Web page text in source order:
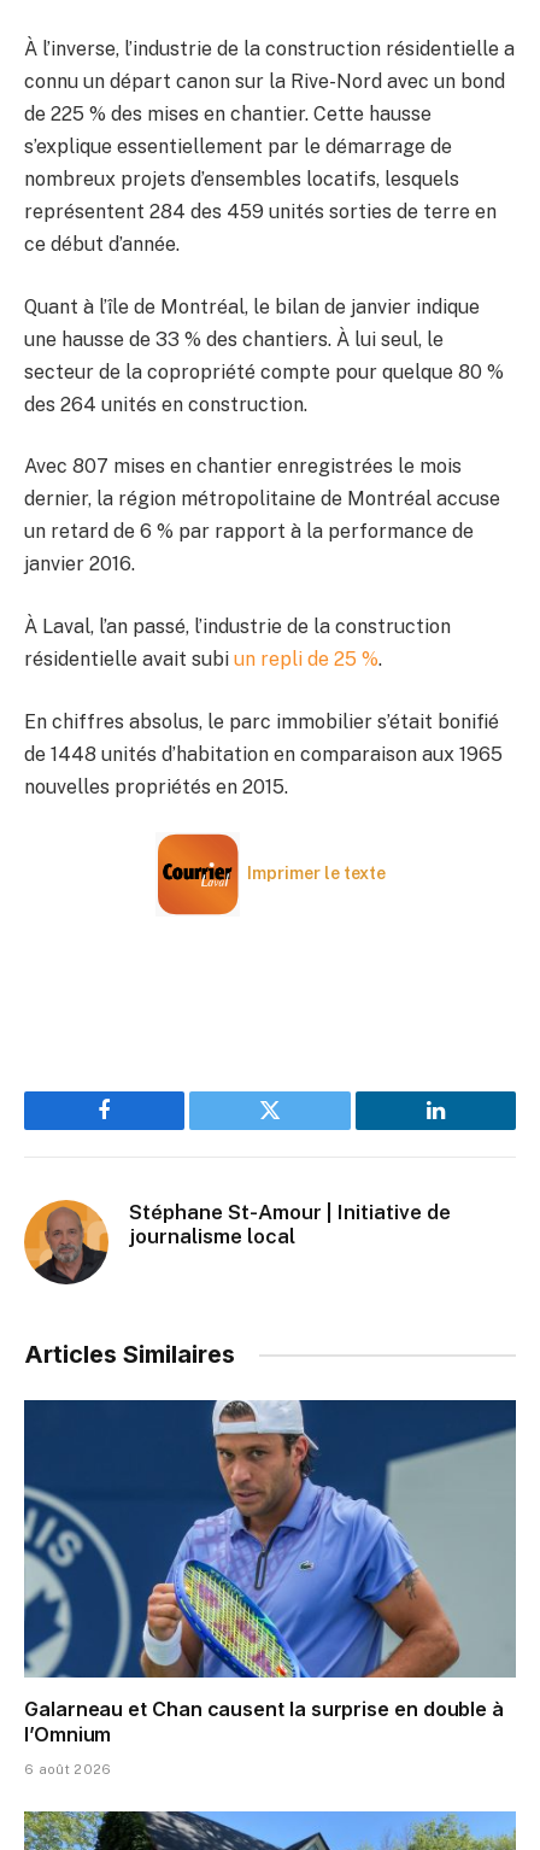
À l’inverse, l’industrie de la construction résidentielle a
connu un départ canon sur la Rive-Nord avec un bond
de 225 % des mises en chantier. Cette hausse
s’explique essentiellement par le démarrage de
nombreux projets d’ensembles locatifs, lesquels
représentent 284 des 459 unités sorties de terre en
ce début d’année.
Quant à l’île de Montréal, le bilan de janvier indique
une hausse de 33 % des chantiers. À lui seul, le
secteur de la copropriété compte pour quelque 80 %
des 264 unités en construction.
Avec 807 mises en chantier enregistrées le mois
dernier, la région métropolitaine de Montréal accuse
un retard de 6 % par rapport à la performance de
janvier 2016.
À Laval, l’an passé, l’industrie de la construction
résidentielle avait subi un repli de 25 %.
En chiffres absolus, le parc immobilier s’était bonifié
de 1448 unités d’habitation en comparaison aux 1965
nouvelles propriétés en 2015.
Imprimer le texte
Facebook Twitter LinkedIn
Stéphane St-Amour | Initiative de
journalisme local
Articles Similaires
Galarneau et Chan causent la surprise en double à
l’Omnium
6 août 2026